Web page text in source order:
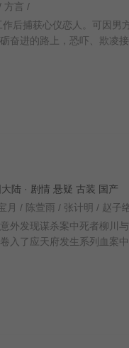
方言 /
作后捕获心仪恋人。可因
奋进的路上，恐吓、欺凌
大陆 · 剧情 悬疑 古装 国产
月 / 陈萱雨 / 张计明 / 赵子
外发现谋杀案中死者柳川
入了应天府发生系列血案